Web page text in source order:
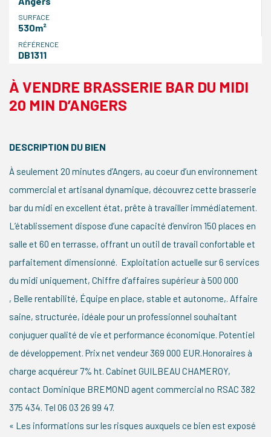
SURFACE
530m²
RÉFÉRENCE
DB1311
À VENDRE BRASSERIE BAR DU MIDI
20 MIN D’ANGERS
DESCRIPTION DU BIEN
À seulement 20 minutes d’Angers, au coeur d’un environnement
commercial et artisanal dynamique, découvrez cette brasserie
bar du midi en excellent état, prête à travailler immédiatement.
L’établissement dispose d’une capacité d’environ 150 places en
salle et 60 en terrasse, offrant un outil de travail confortable et
parfaitement dimensionné. Exploitation actuelle sur 6 services
du midi uniquement, Chiffre d’affaires supérieur à 500 000
, Belle rentabilité, Équipe en place, stable et autonome,. Affaire
saine, structurée, idéale pour un professionnel souhaitant
conjuguer qualité de vie et performance économique. Potentiel
de développement. Prix net vendeur 369 000 EUR.Honoraires à
charge acquéreur 7% ht. Cabinet GUILBEAU CHAMEROY,
contact Dominique BREMOND agent commercial no RSAC 382
375 434. Tel 06 03 26 99 47.
« Les informations sur les risques auxquels ce bien est exposé